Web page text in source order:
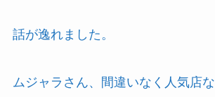
話が逸れました。
ムジャラさん、間違いなく人気店